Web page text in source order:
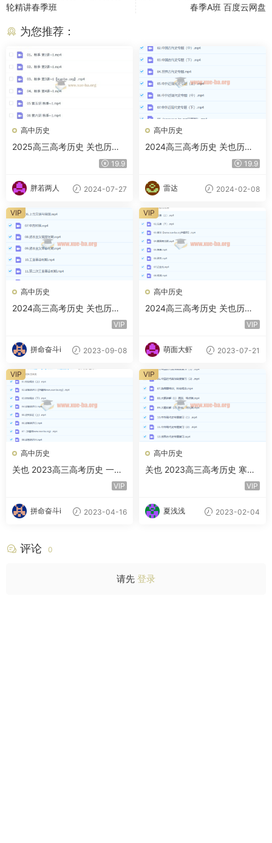
轮精讲春季班
春季A班 百度云网盘
为您推荐：
高中历史
2025高三高考历史 关也历史
课前集训营 暑假班 秋季班 百
19.9
胖若两人 2024-07-27
高中历史
2024高三高考历史 关也历史
19.9
雷达 2024-02-08
高中历史
2024高三高考历史 关也历史
VIP
拼命奋斗i 2023-09-08
VIP
高中历史
2024高三高考历史 关也历史
VIP
萌面大虾 2023-07-21
VIP
高中历史
关也 2023高三高考历史 一二
轮复习 暑秋寒春合集 百度云VIP
拼命奋斗i 2023-04-16
VIP
高中历史
关也 2023高三高考历史 寒假
VIP
夏浅浅 2023-02-04
VIP
评论 0
请先 登录